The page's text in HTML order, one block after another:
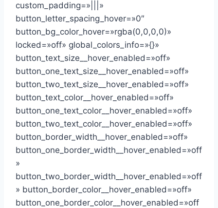
custom_padding=»|||»
button_letter_spacing_hover=»0″
button_bg_color_hover=»rgba(0,0,0,0)»
locked=»off» global_colors_info=»{}»
button_text_size__hover_enabled=»off»
button_one_text_size__hover_enabled=»off»
button_two_text_size__hover_enabled=»off»
button_text_color__hover_enabled=»off»
button_one_text_color__hover_enabled=»off»
button_two_text_color__hover_enabled=»off»
button_border_width__hover_enabled=»off»
button_one_border_width__hover_enabled=»off
»
button_two_border_width__hover_enabled=»off
» button_border_color__hover_enabled=»off»
button_one_border_color__hover_enabled=»off